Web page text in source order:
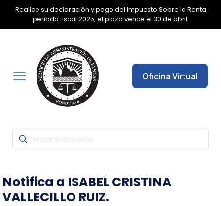
Realice su declaración y pago del Impuesto Sobre la Renta
periodo fiscal 2025, el plazo vence el 30 de abril. ✕
Oficina Virtual
Notifica a ISABEL CRISTINA
VALLECILLO RUIZ.